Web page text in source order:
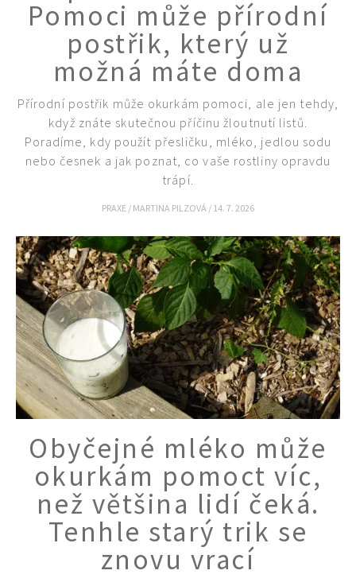
Pomoci může přírodní
postřik, který už
možná máte doma
Přírodní postřik může okurkám pomoci, ale jen tehdy,
když znáte skutečnou příčinu žloutnutí listů.
Poradíme, kdy použít přesličku, mléko, jedlou sodu
nebo česnek a jak poznat, co vaše rostliny opravdu
trápí.
PRAXE / MARTINA PILZOVÁ / 14. 7. 2026
Obyčejné mléko může
okurkám pomoct víc,
než většina lidí čeká.
Tenhle starý trik se
znovu vrací